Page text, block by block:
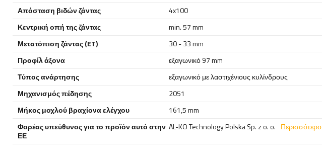
Απόσταση βιδών ζάντας
4x100
Κεντρική οπή της ζάντας
min. 57 mm
Μετατόπιση ζάντας (ET)
30 - 33 mm
Προφίλ άξονα
εξαγωνικό 97 mm
Τύπος ανάρτησης
εξαγωνικό με λαστιχένιους κυλίνδρους
Μηχανισμός πέδησης
2051
Μήκος μοχλού βραχίονα ελέγχου
161,5 mm
Φορέας υπεύθυνος για το προϊόν αυτό στην
ΕΕ
AL-KO Technology Polska Sp. z o. o. Περισσότερο